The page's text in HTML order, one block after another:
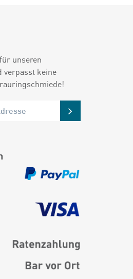
unseren
verpasst keine